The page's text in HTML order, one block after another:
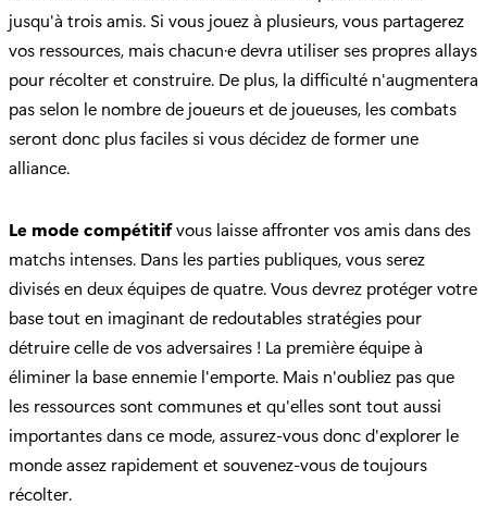
jusqu'à trois amis. Si vous jouez à plusieurs, vous partagerez
vos ressources, mais chacun·e devra utiliser ses propres allays
pour récolter et construire. De plus, la difficulté n'augmentera
pas selon le nombre de joueurs et de joueuses, les combats
seront donc plus faciles si vous décidez de former une
alliance.
Le mode compétitifvous laisse affronter vos amis dans des
matchs intenses. Dans les parties publiques, vous serez
divisés en deux équipes de quatre. Vous devrez protéger votre
base tout en imaginant de redoutables stratégies pour
détruire celle de vos adversaires ! La première équipe à
éliminer la base ennemie l'emporte. Mais n'oubliez pas que
les ressources sont communes et qu'elles sont tout aussi
importantes dans ce mode, assurez-vous donc d'explorer le
monde assez rapidement et souvenez-vous de toujours
récolter.